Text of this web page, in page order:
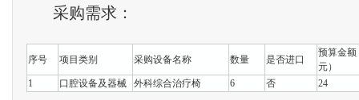
采购需求：
序号 项目类别 采购设备名称 数量 是否进口
预算金额
元）
1
口腔设备及器械 外科综合治疗椅 6 否 24